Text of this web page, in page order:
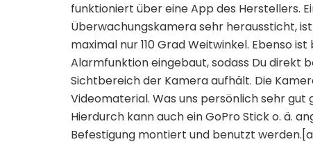
funktioniert über eine App des Herstellers.
Überwachungskamera sehr heraussticht,
maximal nur 110 Grad Weitwinkel. Ebenso
Alarmfunktion eingebaut, sodass Du direkt
Sichtbereich der Kamera aufhält. Die
Videomaterial. Was uns persönlich sehr
Hierdurch kann auch ein GoPro Stick o. ä.
Befestigung montiert und benutzt